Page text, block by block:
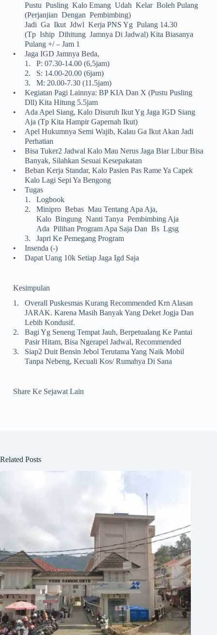
Pustu Pusling Kalo Emang Udah Kelar Boleh Pulang
(perjanjian Dengan Pembimbing)
Jadi Ga Ikut Jdwl Kerja PNS Yg Pulang 14.30
(tp Iship Dihitung Jamnya Di Jadwal) Kita Biasanya
Pulang +/ – Jam 1
•
Jaga IGD Jamnya Beda,
1.
P: 07.30-14.00 (6,5jam)
2.
S: 14.00-20.00 (6jam)
3.
M: 20.00-7.30 (11.5jam)
•
Kegiatan Pagi Lainnya: BP KIA Dan X (Pustu Pusling
Dll) Kita Hitung 5.5jam
•
Ada Apel Siang, Kalo Disuruh Ikut Yg Jaga IGD Siang
Aja (tp Kita Hampir Gapernah Ikut)
•
Apel Hukumnya Semi Wajib, Kalau Ga Ikut Akan Jadi
Perhatian
•
Bisa Tuker2 Jadwal Kalo Mau Nerus Jaga Biar Libur Bisa
Banyak, Silahkan Sesuai Kesepakatan
•
Beban Kerja Standar, Kalo Pasien Pas Rame Ya Capek
Kalo Lagi Sepi Ya Bengong
•
Tugas
1.
Logbook
2.
Minipro Bebas Mau Tentang Apa Aja,
Kalo Bingung Nanti Tanya Pembimbing Aja
Ada Pilihan Program Apa Saja Dan Bs Lgsg
3.
Japri Ke Pemegang Program
•
Insenda (-)
•
Dapat Uang 10k Setiap Jaga Igd Saja
Kesimpulan
1.
Overall Puskesmas Kurang Recommended Krn Alasan
JARAK. Karena Masih Banyak Yang Deket Jogja Dan
Lebih Kondusif.
2.
Bagi Yg Seneng Tempat Jauh, Berpetualang Ke Pantai
Pasir Hitam, Bisa Ngerapel Jadwal, Recommended
3.
Siap2 Duit Bensin Jebol Terutama Yang Naik Mobil
Tanpa Nebeng, Kecuali Kos/ Rumahya Di Sana
Share Ke Sejawat Lain
Related Posts